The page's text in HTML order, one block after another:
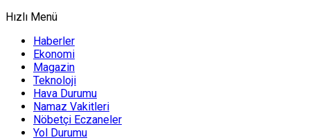
Hızlı Menü
Haberler
Ekonomi
Magazin
Teknoloji
Hava Durumu
Namaz Vakitleri
Nöbetçi Eczaneler
Yol Durumu